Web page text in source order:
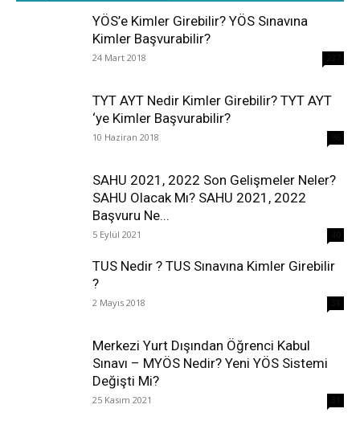
YÖS’e Kimler Girebilir? YÖS Sınavına
Kimler Başvurabilir?
24 Mart 2018
TYT AYT Nedir Kimler Girebilir? TYT AYT
‘ye Kimler Başvurabilir?
10 Haziran 2018
SAHU 2021, 2022 Son Gelişmeler Neler?
SAHU Olacak Mı? SAHU 2021, 2022
Başvuru Ne...
5 Eylül 2021
TUS Nedir ? TUS Sınavına Kimler Girebilir
?
2 Mayıs 2018
Merkezi Yurt Dışından Öğrenci Kabul
Sınavı – MYÖS Nedir? Yeni YÖS Sistemi
Değişti Mi?
25 Kasım 2021